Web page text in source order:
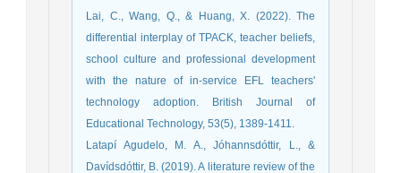
Lai, C., Wang, Q., & Huang, X. (2022). The
differential interplay of TPACK, teacher beliefs,
school culture and professional development
with the nature of in‐service EFL teachers'
technology adoption. British Journal of
Latapí Agudelo, M. A., Jóhannsdóttir, L., &
Davídsdóttir, B. (2019). A literature review of the